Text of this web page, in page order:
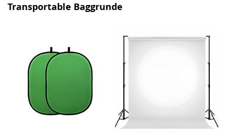
Transportable Baggrunde